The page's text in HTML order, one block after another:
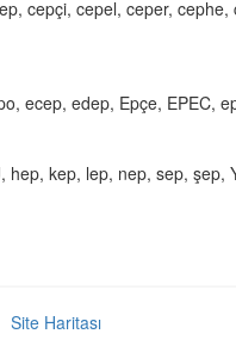
cepçi, cepel, ceper,
ecep, edep, Epçe, EPEC,
hep, kep, lep, nep, sep, şep,
Site Haritası